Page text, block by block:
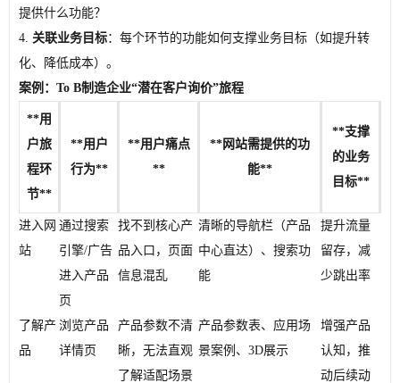
提供什么功能？
4. 关联业务目标：每个环节的功能如何支撑业务目标（如提升转
化、降低成本）。
案例：To B制造企业“潜在客户询价”旅程
**用
户旅
程环
节**
**用户
行为**
**用户痛点
**
**网站需提供的功
能**
**支撑
的业务
目标**
进入网
站
通过搜索
引擎/广告
进入产品
页
找不到核心产
品入口，页面
信息混乱
清晰的导航栏（产品
中心直达）、搜索功
能
提升流量
留存，减
少跳出率
了解产
品
浏览产品
详情页
产品参数不清
晰，无法直观
了解适配场景
产品参数表、应用场
景案例、3D展示
增强产品
认知，推
动后续动